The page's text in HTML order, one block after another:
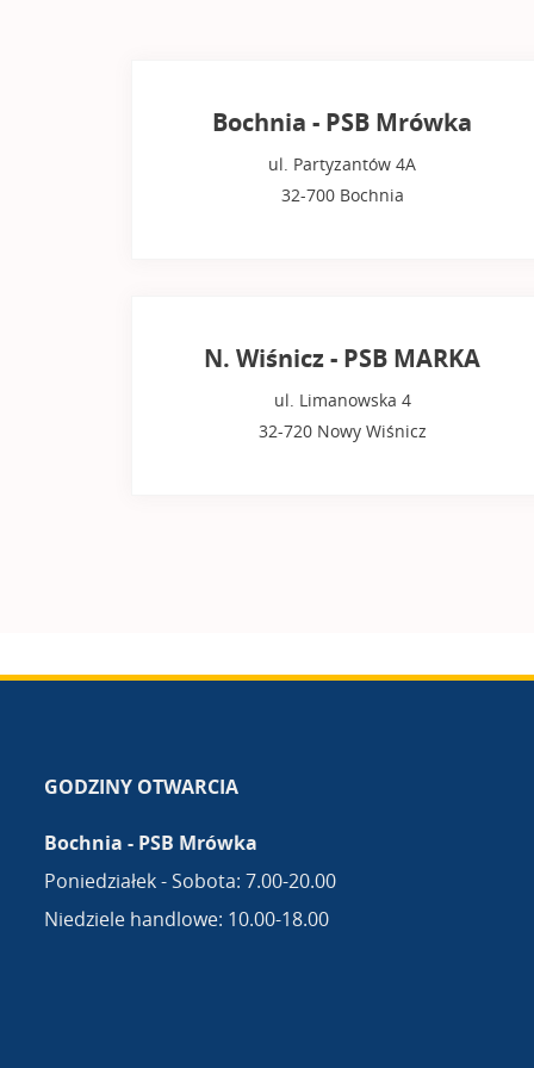
Bochnia - PSB Mrówka
ul. Partyzantów 4A
32-700 Bochnia
N. Wiśnicz - PSB MARKA
ul. Limanowska 4
32-720 Nowy Wiśnicz
GODZINY OTWARCIA
Bochnia - PSB Mrówka
Poniedziałek - Sobota: 7.00-20.00
Niedziele handlowe: 10.00-18.00